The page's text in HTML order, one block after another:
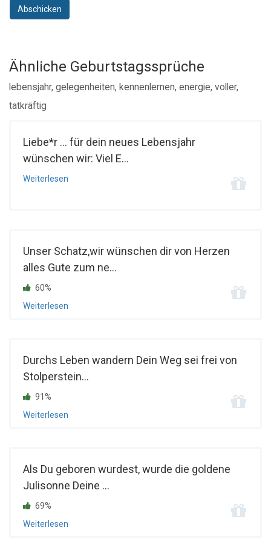
Abschicken
Ähnliche Geburtstagssprüche
lebensjahr, gelegenheiten, kennenlernen, energie, voller,
tatkräftig
Liebe*r ... für dein neues Lebensjahr
wünschen wir: Viel E...
Weiterlesen
Unser Schatz,wir wünschen dir von Herzen
alles Gute zum ne...
60%
Weiterlesen
Durchs Leben wandern Dein Weg sei frei von
Stolperstein...
91%
Weiterlesen
Als Du geboren wurdest, wurde die goldene
Julisonne Deine ...
69%
Weiterlesen